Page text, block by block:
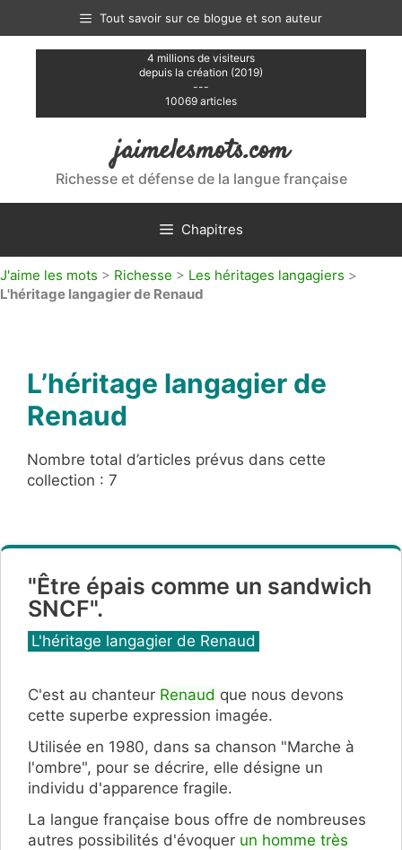
contenu
Tout savoir sur ce blogue et son auteur
4 millions de visiteurs
depuis la création (2019)
---
10069 articles
jaimelesmots.com
Richesse et défense de la langue française
Chapitres
J'aime les mots > Richesse > Les héritages langagiers >
L'héritage langagier de Renaud
L’héritage langagier de
Renaud
Nombre total d’articles prévus dans cette
collection : 7
"Être épais comme un sandwich
SNCF".
Catégories
L'héritage langagier de Renaud
C'est au chanteur Renaud que nous devons
cette superbe expression imagée.
Utilisée en 1980, dans sa chanson "Marche à
l'ombre", pour se décrire, elle désigne un
individu d'apparence fragile.
La langue française bous offre de nombreuses
autres possibilités d'évoquer un homme très